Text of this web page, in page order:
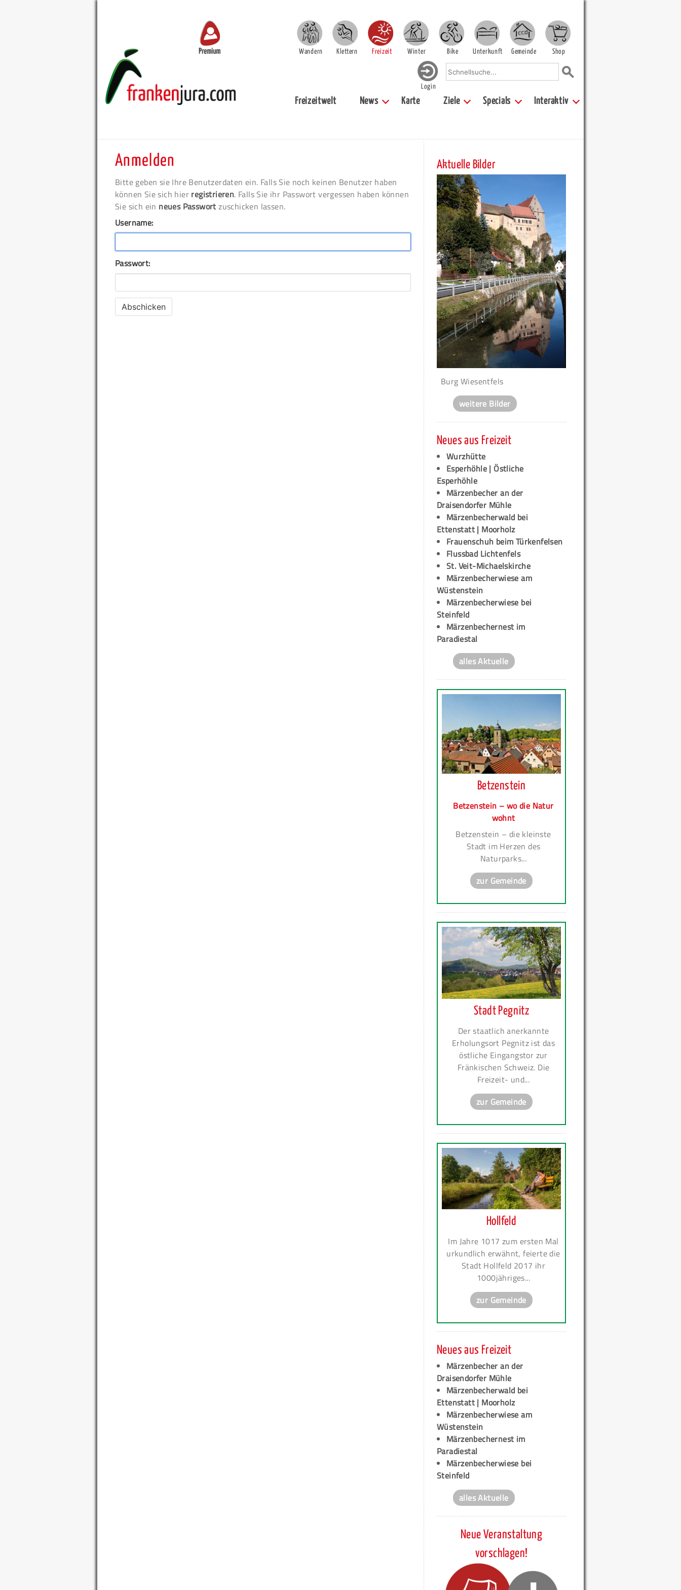
Premium Wandern Klettern Freizeit Winter Bike Unterkunft Gemeinde Shop
Login
Freizeitwelt News Karte Ziele Specials Interaktiv
Anmelden
Bitte geben sie Ihre Benutzerdaten ein. Falls Sie noch keinen Benutzer haben
können Sie sich hier registrieren. Falls Sie ihr Passwort vergessen haben können
Sie sich ein neues Passwort zuschicken lassen.
Username:
Passwort:
Aktuelle Bilder
Burg Wiesentfels
weitere Bilder
Neues aus Freizeit
Wurzhütte
Esperhöhle | Östliche
Esperhöhle
Märzenbecher an der
Draisendorfer Mühle
Märzenbecherwald bei
Ettenstatt | Moorholz
Frauenschuh beim Türkenfelsen
Flussbad Lichtenfels
St. Veit-Michaelskirche
Märzenbecherwiese am
Wüstenstein
Märzenbecherwiese bei
Steinfeld
Märzenbechernest im
Paradiestal
alles Aktuelle
Betzenstein
Betzenstein – wo die Natur
wohnt
Betzenstein – die kleinste
Stadt im Herzen des
Naturparks...
zur Gemeinde
Stadt Pegnitz
Der staatlich anerkannte
Erholungsort Pegnitz ist das
östliche Eingangstor zur
Fränkischen Schweiz. Die
Freizeit- und...
zur Gemeinde
Hollfeld
Im Jahre 1017 zum ersten Mal
urkundlich erwähnt, feierte die
Stadt Hollfeld 2017 ihr
1000jähriges...
zur Gemeinde
Neues aus Freizeit
Märzenbecher an der
Draisendorfer Mühle
Märzenbecherwald bei
Ettenstatt | Moorholz
Märzenbecherwiese am
Wüstenstein
Märzenbechernest im
Paradiestal
Märzenbecherwiese bei
Steinfeld
alles Aktuelle
Neue Veranstaltung
vorschlagen!